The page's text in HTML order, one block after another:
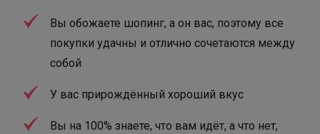
Вы обожаете шопинг, а он вас, поэтому все
покупки удачны и отлично сочетаются между
собой
У вас прирождённый хороший вкус
Вы на 100% знаете, что вам идёт, а что нет,